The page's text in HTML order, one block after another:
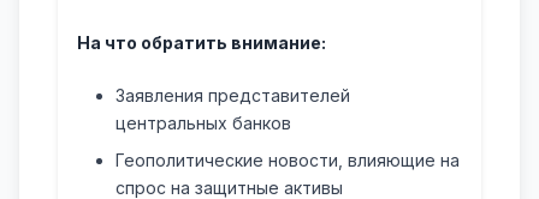
На что обратить внимание:
Заявления представителей
центральных банков
Геополитические новости, влияющие на
спрос на защитные активы